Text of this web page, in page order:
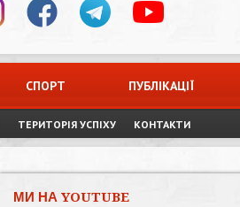
СПОРТ ПУБЛІКАЦІЇ
ТЕРИТОРІЯ УСПІХУ КОНТАКТИ
МИ НА YOUTUBE